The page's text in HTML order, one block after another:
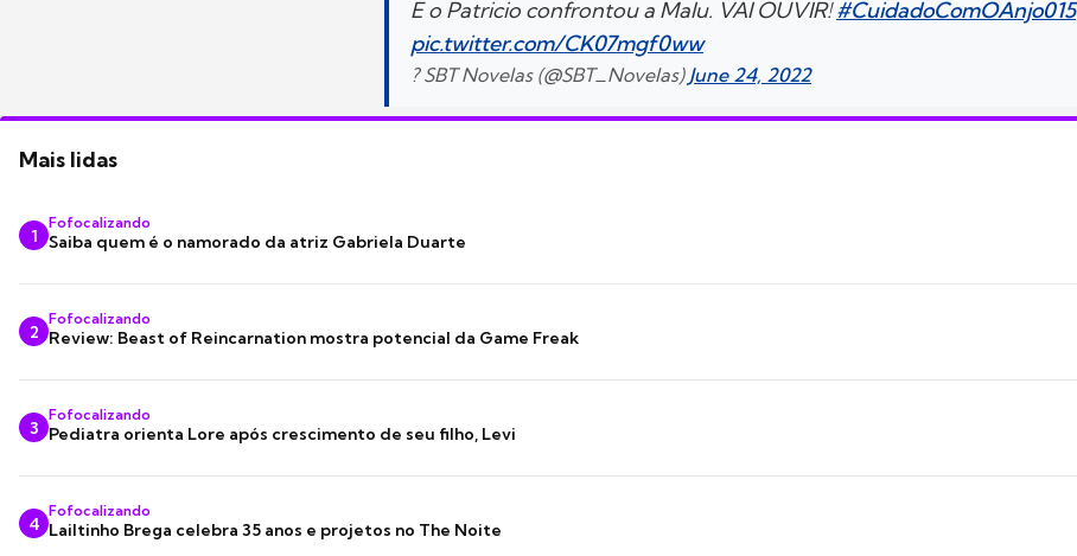
E o Patricio confrontou a Malu. VAI OUVIR!#CuidadoComOAnjo015
pic.twitter.com/CK07mgf0ww
? SBT Novelas (@SBT_Novelas) June 24, 2022
Mais lidas
1
Fofocalizando
Saiba quem é o namorado da atriz Gabriela Duarte
2
Fofocalizando
Review: Beast of Reincarnation mostra potencial da Game Freak
3
Fofocalizando
Pediatra orienta Lore após crescimento de seu filho, Levi
4
Fofocalizando
Lailtinho Brega celebra 35 anos e projetos no The Noite